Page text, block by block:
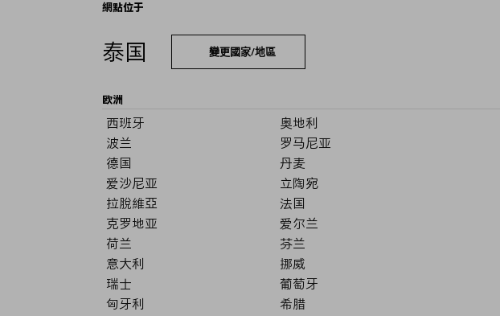
網點位于
泰国 變更國家/地區
欧洲
西班牙
奥地利
波兰
罗马尼亚
德国
丹麦
爱沙尼亚
立陶宛
拉脫維亞
法国
克罗地亚
爱尔兰
荷兰
芬兰
意大利
挪威
瑞士
葡萄牙
匈牙利
希腊